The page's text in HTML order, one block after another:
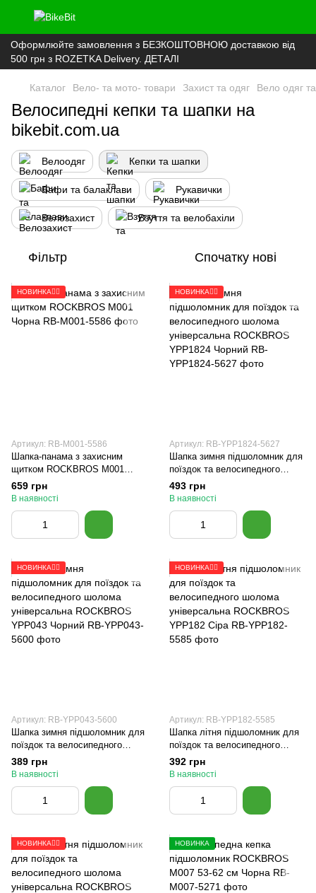
Оформлюйте замовлення з БЕЗКОШТОВНОЮ доставкою від
500 грн з ROZETKA Delivery. ДЕТАЛІ
Каталог Вело- та мото- товари Захист та одяг Вело одяг
Велосипедні кепки та шапки на
bikebit.com.ua
Велоодяг Кепки та шапки
Бафи та балаклави Рукавички
Велозахист Взуття та велобахіли
Фільтр Спочатку нові
НОВИНКА🚴‍♂️
Артикул: RB-M001-5586
Шапка-панама з захисним
щитком ROCKBROS M001
Чорна
659 грн
В наявності
НОВИНКА🚴‍♂️
Артикул: RB-YPP1824-5627
Шапка зимня підшоломник для
поїздок та велосипедного
шолома універсальна
ROCKBROS YPP1824 Чорний
493 грн
В наявності
НОВИНКА🚴‍♂️
Артикул: RB-YPP043-5600
Шапка зимня підшоломник для
поїздок та велосипедного
шолома універсальна
ROCKBROS YPP043 Чорний
389 грн
В наявності
НОВИНКА🚴‍♂️
Артикул: RB-YPP182-5585
Шапка літня підшоломник для
поїздок та велосипедного
шолома універсальна
ROCKBROS YPP182 Сіра
392 грн
В наявності
НОВИНКА🚴‍♂️ НОВИНКА